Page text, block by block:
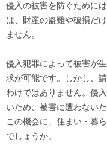
侵入の被害を防ぐために
は、財産の盗難や破損だ
ません。
侵入犯罪によって被害が
求が可能です。しかし、
わけではありません。侵
いため、被害に遭わない
この機会に、住まい・暮
でしょうか。